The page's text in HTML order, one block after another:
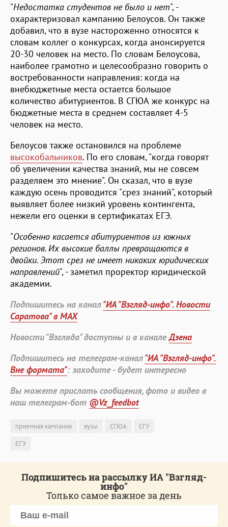
"Недостатка студентов не было и нет", -
охарактеризовал кампанию Белоусов. Он также
добавил, что в вузе настороженно относятся к
словам коллег о конкурсах, когда анонсируется
20-30 человек на место. По словам Белоусова,
наиболее грамотно и целесообразно говорить о
востребованности направления: когда на
внебюджетные места остается большое
количество абитуриентов. В СГЮА же конкурс на
бюджетные места в среднем составляет 4-5
человек на место.
Белоусов также остановился на проблеме
высокобальников. По его словам, "когда говорят
об увеличении качества знаний, мы не совсем
разделяем это мнение". Он сказал, что в вузе
каждую осень проводится "срез знаний", который
выявляет более низкий уровень контингента,
нежели его оценки в сертификатах ЕГЭ.
"Особенно касается абитуриентов из южных
регионов. Их высокие баллы превращаются в
двойки. Этот срез не имеет никаких юридических
направлений", - заметил проректор юридической
академии.
Подпишитесь на канал"ИА "Взгляд-инфо". Новости
Саратова" в MAX
Новости "Взгляда" доступны и в каналеДзена
Подпишитесь на телеграм-канал"ИА "Взгляд-инфо".
Вне формата": заходите - будет интересно
Вы можете прислать сообщения, фото и видео в
наш телеграм-бот @Vz_feedbot
приемная кампания вузы СГЮА
СГУ
ЕГЭ
Подпишитесь на рассылку ИА "Взгляд-
инфо"
Только самое важное за день